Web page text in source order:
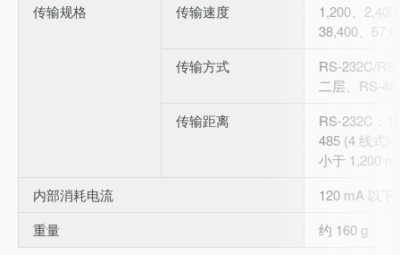
传输规格
传输速度
1,200、
38,400、
传输方式
RS-232C/
二层、RS-
传输距离
RS-232C：
485 (4 线式)
小于 1,200 m
内部消耗电流
120 mA 以下
重量
约 160 g